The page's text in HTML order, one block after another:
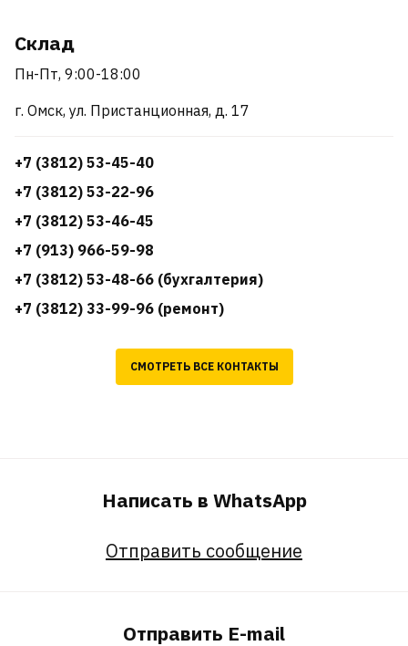
Склад
Пн-Пт, 9:00-18:00
г. Омск, ул. Пристанционная, д. 17
+7 (3812) 53-45-40
+7 (3812) 53-22-96
+7 (3812) 53-46-45
+7 (913) 966-59-98
+7 (3812) 53-48-66 (бухгалтерия)
+7 (3812) 33-99-96 (ремонт)
СМОТРЕТЬ ВСЕ КОНТАКТЫ
Написать в WhatsApp
Отправить сообщение
Отправить E-mail